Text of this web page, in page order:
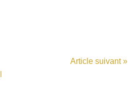
Article suivant »